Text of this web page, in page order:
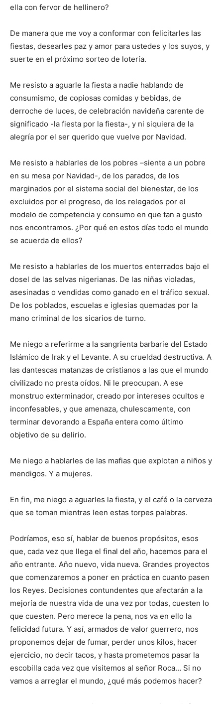
ella con fervor de hellinero?
De manera que me voy a conformar con felicitarles las
fiestas, desearles paz y amor para ustedes y los suyos, y
suerte en el próximo sorteo de lotería.
Me resisto a aguarle la fiesta a nadie hablando de
consumismo, de copiosas comidas y bebidas, de
derroche de luces, de celebración navideña carente de
significado -la fiesta por la fiesta-, y ni siquiera de la
alegría por el ser querido que vuelve por Navidad.
Me resisto a hablarles de los pobres –siente a un pobre
en su mesa por Navidad-, de los parados, de los
marginados por el sistema social del bienestar, de los
excluidos por el progreso, de los relegados por el
modelo de competencia y consumo en que tan a gusto
nos encontramos. ¿Por qué en estos días todo el mundo
se acuerda de ellos?
Me resisto a hablarles de los muertos enterrados bajo el
dosel de las selvas nigerianas. De las niñas violadas,
asesinadas o vendidas como ganado en el tráfico sexual.
De los poblados, escuelas e iglesias quemadas por la
mano criminal de los sicarios de turno.
Me niego a referirme a la sangrienta barbarie del Estado
Islámico de Irak y el Levante. A su crueldad destructiva. A
las dantescas matanzas de cristianos a las que el mundo
civilizado no presta oídos. Ni le preocupan. A ese
monstruo exterminador, creado por intereses ocultos e
inconfesables, y que amenaza, chulescamente, con
terminar devorando a España entera como último
objetivo de su delirio.
Me niego a hablarles de las mafias que explotan a niños y
mendigos. Y a mujeres.
En fin, me niego a aguarles la fiesta, y el café o la cerveza
que se toman mientras leen estas torpes palabras.
Podríamos, eso sí, hablar de buenos propósitos, esos
que, cada vez que llega el final del año, hacemos para el
año entrante. Año nuevo, vida nueva. Grandes proyectos
que comenzaremos a poner en práctica en cuanto pasen
los Reyes. Decisiones contundentes que afectarán a la
mejoría de nuestra vida de una vez por todas, cuesten lo
que cuesten. Pero merece la pena, nos va en ello la
felicidad futura. Y así, armados de valor guerrero, nos
proponemos dejar de fumar, perder unos kilos, hacer
ejercicio, no decir tacos, y hasta prometemos pasar la
escobilla cada vez que visitemos al señor Roca… Si no
vamos a arreglar el mundo, ¿qué más podemos hacer?